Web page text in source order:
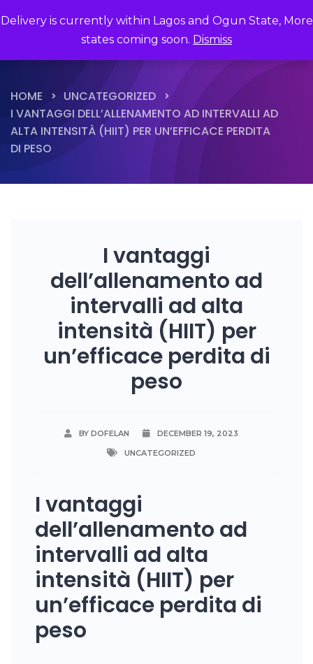
Delivery is currently within Lagos and Ogun State, More
states coming soon. Dismiss
HOME
UNCATEGORIZED
I VANTAGGI DELL’ALLENAMENTO AD INTERVALLI AD
ALTA INTENSITÀ (HIIT) PER UN’EFFICACE PERDITA
DI PESO
I vantaggi
dell’allenamento ad
intervalli ad alta
intensità (HIIT) per
un’efficace perdita di
peso
BY DOFELAN
DECEMBER 19, 2023
UNCATEGORIZED
I vantaggi
dell’allenamento ad
intervalli ad alta
intensità (HIIT) per
un’efficace perdita di
peso